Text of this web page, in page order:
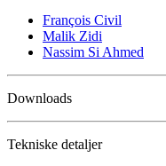
François Civil
Malik Zidi
Nassim Si Ahmed
Downloads
Tekniske detaljer